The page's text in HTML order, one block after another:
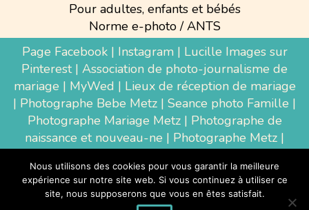
Pour adultes, enfants et bébés
Norme e-photo / ANTS
Page Facebook| Instagram| Lucille Images sur
Pinterest| Association de photo-journalisme de
mariage | MyWed | Lieux de réception de mariage
| Photographe Bebe Metz | Seance photo Famille |
Photographe Mariage Metz| Photographe de
naissance et nouveau-ne | Photographe Metz |
Luxembourg|Photographe Thionville|
Photographe d'entreprise Metz
Nous utilisons des cookies pour vous garantir la meilleure
expérience sur notre site web. Si vous continuez à utiliser ce
site, nous supposerons que vous en êtes satisfait.